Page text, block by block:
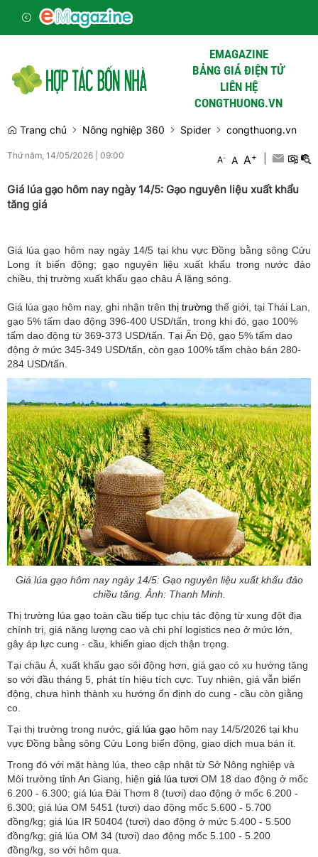
EMAGAZINE
BẢNG GIÁ ĐIỆN TỬ
LIÊN HỆ
CONGTHUONG.VN
Trang chủ Nông nghiệp 360 Spider congthuong.vn
Thứ năm, 14/05/2026 09:00 A- A A+
Giá lúa gạo hôm nay ngày 14/5: Gạo nguyên liệu xuất khẩu
tăng giá
Giá lúa gạo hôm nay ngày 14/5 tại khu vực Đồng bằng sông Cửu
Long ít biến động; gạo nguyên liệu xuất khẩu trong nước đảo
chiều, thị trường xuất khẩu gạo châu Á lặng sóng.
Giá lúa gạo hôm nay, ghi nhận trên thị trường thế giới, tại Thái Lan,
gạo 5% tấm dao động 396-400 USD/tấn, trong khi đó, gạo 100%
tấm dao động từ 369-373 USD/tấn. Tại Ấn Độ, gạo 5% tấm dao
động ở mức 345-349 USD/tấn, còn gạo 100% tấm chào bán 280-
284 USD/tấn.
Giá lúa gạo hôm nay ngày 14/5: Gạo nguyên liệu xuất khẩu đảo
chiều tăng. Ảnh: Thanh Minh.
Thị trường lúa gạo toàn cầu tiếp tục chịu tác động từ xung đột địa
chính trị, giá năng lượng cao và chi phí logistics neo ở mức lớn,
gây áp lực cung - cầu, khiến giao dịch thận trọng.
Tại châu Á, xuất khẩu gạo sôi động hơn, giá gạo có xu hướng tăng
so với đầu tháng 5, phát tín hiệu tích cực. Tuy nhiên, giá vẫn biến
động, chưa hình thành xu hướng ổn định do cung - cầu còn giằng
co.
Tại thị trường trong nước, giá lúa gạo hôm nay 14/5/2026 tại khu
vực Đồng bằng sông Cửu Long biến động, giao dịch mua bán ít.
Trong đó với mặt hàng lúa, theo cập nhật từ Sở Nông nghiệp và
Môi trường tỉnh An Giang, hiện giá lúa tươi OM 18 dao động ở mốc
6.200 - 6.300; giá lúa Đài Thơm 8 (tươi) dao động ở mốc 6.200 -
6.300; giá lúa OM 5451 (tươi) dao động mốc 5.600 - 5.700
đồng/kg; giá lúa IR 50404 (tươi) dao động ở mức 5.400 - 5.500
đồng/kg; giá lúa OM 34 (tươi) dao động mốc 5.100 - 5.200
đồng/kg, so với hôm qua.